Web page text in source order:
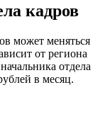
кадров
может меняться
от региона
отдела
в месяц.